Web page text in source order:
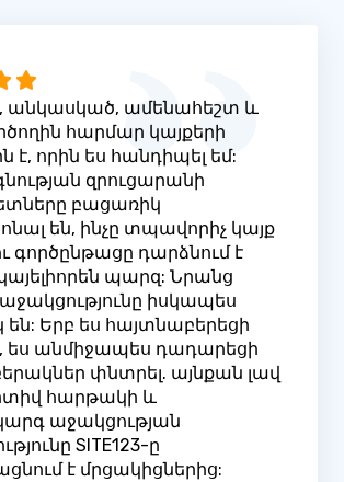
անկասկած, ամենահեշտ և
հարմար կայքերի
է, որին ես հանդիպել եմ:
զրուցարանի
բացառիկ
են, ինչը տպավորիչ կայք
գործընթացը դարձնում է
պարզ: Նրանց
իսկապես
Երբ ես հայտնաբերեցի
ես անմիջապես դադարեցի
փնտրել. այնքան լավ
հարթակի և
աջակցության
SITE123-ը
է մրցակիցներից: